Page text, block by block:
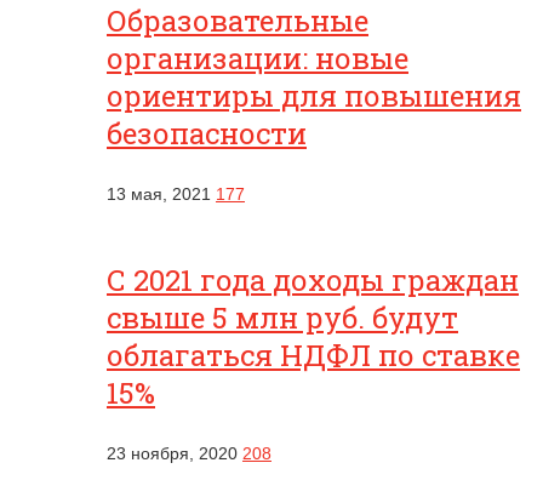
Образовательные
организации: новые
ориентиры для повышения
безопасности
13 мая, 2021 177
С 2021 года доходы граждан
свыше 5 млн руб. будут
облагаться НДФЛ по ставке
15%
23 ноября, 2020 208